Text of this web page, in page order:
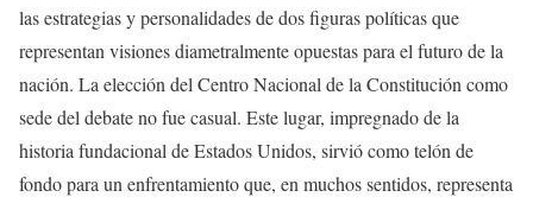
las estrategias y personalidades de dos figuras políticas que
representan visiones diametralmente opuestas para el futuro de la
nación. La elección del Centro Nacional de la Constitución como
sede del debate no fue casual. Este lugar, impregnado de la
historia fundacional de Estados Unidos, sirvió como telón de
fondo para un enfrentamiento que, en muchos sentidos, representa